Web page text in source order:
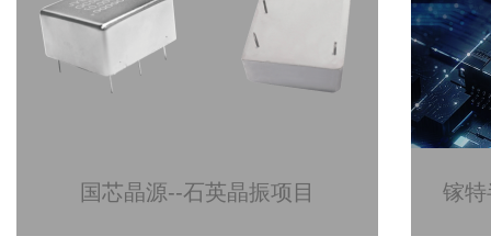
国芯晶源--石英晶振项目 镓